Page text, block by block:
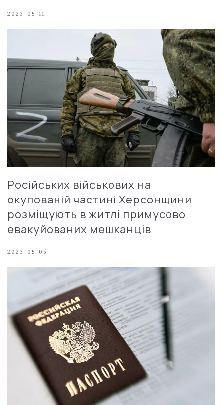
2023-05-11
Російських військових на
окупованій частині Херсонщини
розміщують в житлі примусово
евакуйованих мешканців
2023-05-05